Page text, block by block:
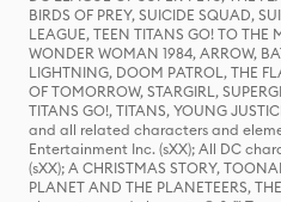
BIRDS OF PREY, SUICIDE SQUAD,
LEAGUE, TEEN TITANS GO! TO THE
WONDER WOMAN 1984, ARROW,
LIGHTNING, DOOM PATROL, THE
OF TOMORROW, STARGIRL,
TITANS GO!, TITANS, YOUNG
and all related characters and
Entertainment Inc. (sXX); All DC
(sXX); A CHRISTMAS STORY,
PLANET AND THE PLANETEERS,